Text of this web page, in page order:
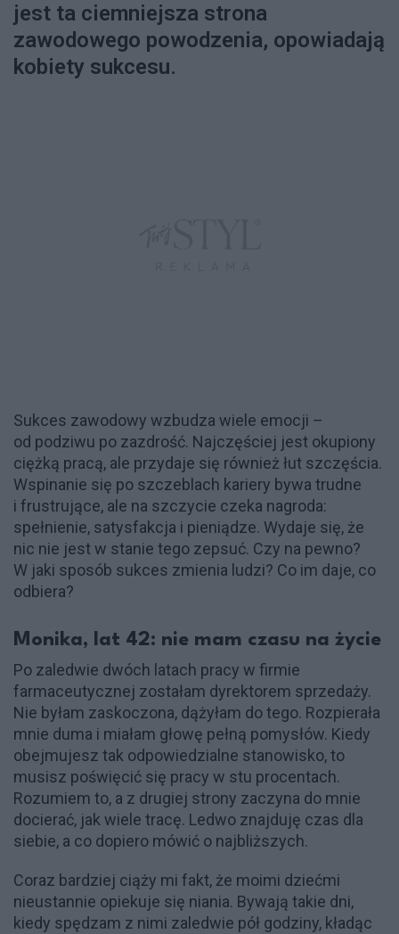
jest ta ciemniejsza strona
zawodowego powodzenia, opowiadają
kobiety sukcesu.
Sukces zawodowy wzbudza wiele emocji –
od podziwu po zazdrość. Najczęściej jest okupiony
ciężką pracą, ale przydaje się również łut szczęścia.
Wspinanie się po szczeblach kariery bywa trudne
i frustrujące, ale na szczycie czeka nagroda:
spełnienie, satysfakcja i pieniądze. Wydaje się, że
nic nie jest w stanie tego zepsuć. Czy na pewno?
W jaki sposób sukces zmienia ludzi? Co im daje, co
odbiera?
Monika, lat 42: nie mam czasu na życie
Po zaledwie dwóch latach pracy w firmie
farmaceutycznej zostałam dyrektorem sprzedaży.
Nie byłam zaskoczona, dążyłam do tego. Rozpierała
mnie duma i miałam głowę pełną pomysłów. Kiedy
obejmujesz tak odpowiedzialne stanowisko, to
musisz poświęcić się pracy w stu procentach.
Rozumiem to, a z drugiej strony zaczyna do mnie
docierać, jak wiele tracę. Ledwo znajduję czas dla
siebie, a co dopiero mówić o najbliższych.
Coraz bardziej ciąży mi fakt, że moimi dziećmi
nieustannie opiekuje się niania. Bywają takie dni,
kiedy spędzam z nimi zaledwie pół godziny, kładąc